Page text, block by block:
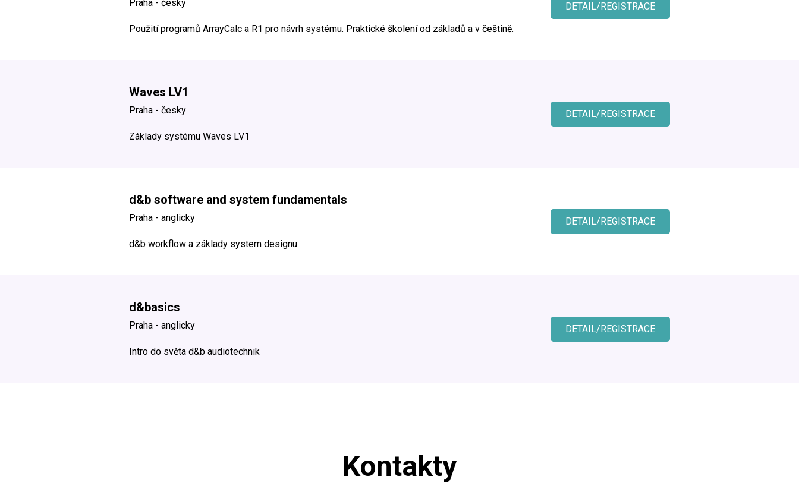
Praha - česky
Použití programů ArrayCalc a R1 pro návrh systému. Praktické školení od základů a v češtině.
DETAIL/REGISTRACE
Waves LV1
Praha - česky
Základy systému Waves LV1
DETAIL/REGISTRACE
d&b software and system fundamentals
Praha - anglicky
d&b workflow a základy system designu
DETAIL/REGISTRACE
d&basics
Praha - anglicky
Intro do světa d&b audiotechnik
DETAIL/REGISTRACE
Kontakty